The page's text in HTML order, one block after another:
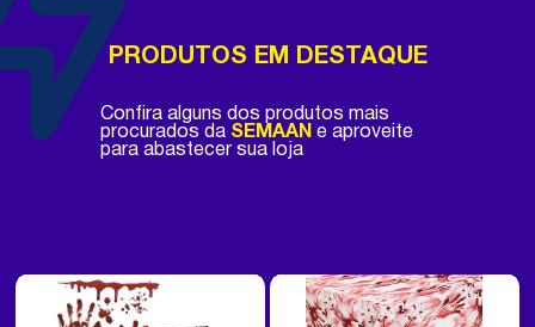
PRODUTOS EM DESTAQUE
Confira alguns dos produtos mais
procurados da SEMAAN e aproveite
para abastecer sua loja